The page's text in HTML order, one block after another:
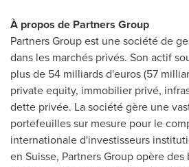
À propos de Partners Group
Partners Group est une société de
dans les marchés privés. Son actif
plus de 54 milliards d'euros (57
private equity, immobilier privé,
dette privée. La société gère une
portefeuilles sur mesure pour le
internationale d'investisseurs
en Suisse, Partners Group opère des